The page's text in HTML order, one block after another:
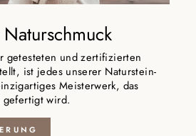
getesteten und zertifizierten
ist jedes unserer Naturstein-
Meisterwerk, das
gefertigt wird.